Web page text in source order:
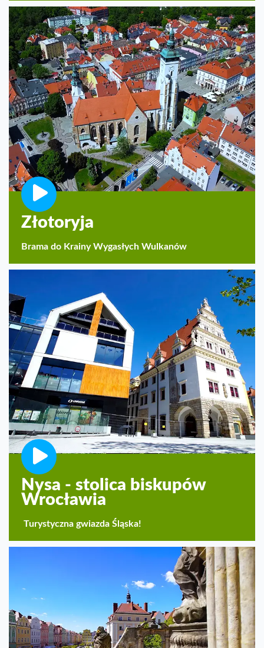
Złotoryja
Brama do Krainy Wygasłych Wulkanów
Nysa - stolica biskupów
Wrocławia
Turystyczna gwiazda Śląska!